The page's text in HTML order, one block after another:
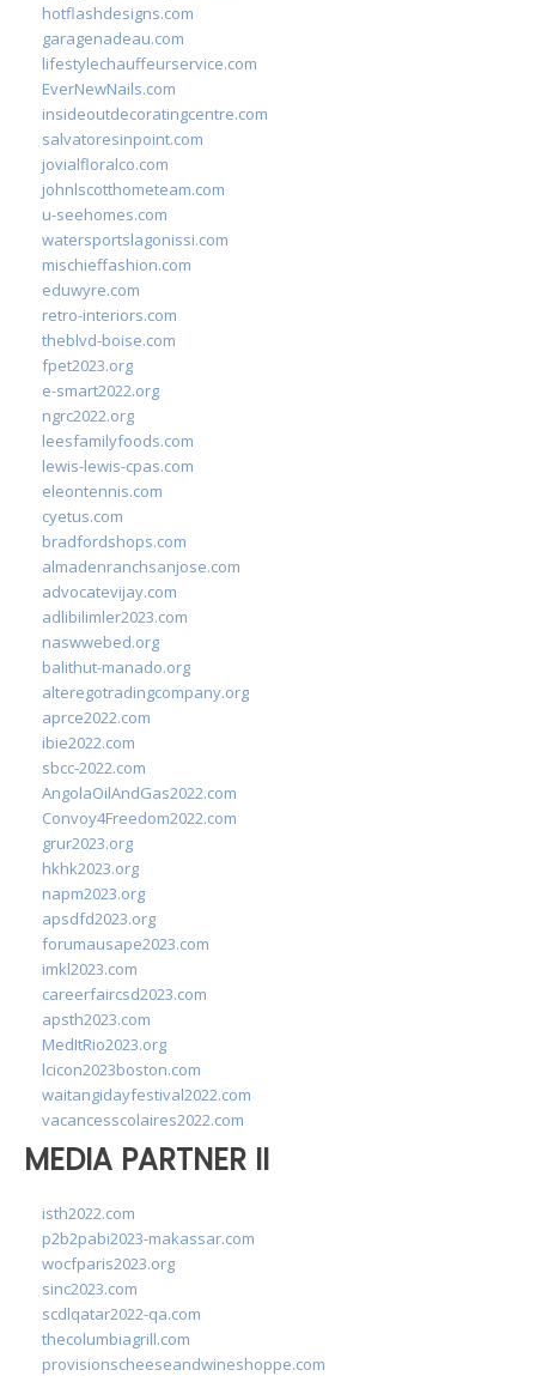
hotflashdesigns.com
garagenadeau.com
lifestylechauffeurservice.com
EverNewNails.com
insideoutdecoratingcentre.com
salvatoresinpoint.com
jovialfloralco.com
johnlscotthometeam.com
u-seehomes.com
watersportslagonissi.com
mischieffashion.com
eduwyre.com
retro-interiors.com
theblvd-boise.com
fpet2023.org
e-smart2022.org
ngrc2022.org
leesfamilyfoods.com
lewis-lewis-cpas.com
eleontennis.com
cyetus.com
bradfordshops.com
almadenranchsanjose.com
advocatevijay.com
adlibilimler2023.com
naswwebed.org
balithut-manado.org
alteregotradingcompany.org
aprce2022.com
ibie2022.com
sbcc-2022.com
AngolaOilAndGas2022.com
Convoy4Freedom2022.com
grur2023.org
hkhk2023.org
napm2023.org
apsdfd2023.org
forumausape2023.com
imkl2023.com
careerfaircsd2023.com
apsth2023.com
MedItRio2023.org
lcicon2023boston.com
waitangidayfestival2022.com
vacancesscolaires2022.com
MEDIA PARTNER II
isth2022.com
p2b2pabi2023-makassar.com
wocfparis2023.org
sinc2023.com
scdlqatar2022-qa.com
thecolumbiagrill.com
provisionscheeseandwineshoppe.com